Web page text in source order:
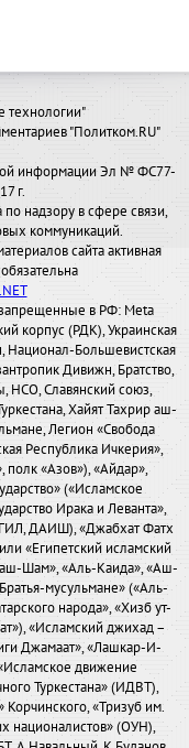
технологии"
"Политком.RU"
информации Эл № ФС77-
г.
надзору в сфере связи,
коммуникаций.
сайта активная
в РФ: Meta
корпус (РДК), Украинская
Национал-Большевистская
Дивижн, Братство,
НСО, Славянский союз,
Хайят Тахрир аш-
Легион «Свобода
Республика Ичкерия»,
полк «Азов»), «Айдар»,
(«Исламское
Ирака и Леванта»,
ДАИШ), «Джабхат Фатх
«Египетский исламский
Шам», «Аль-Каида», «Аш-
мусульмане» («Аль-
народа», «Хизб ут-
«Исламский джихад –
Джамаат», «Лашкар-И-
движение
Туркестана» (ИДВТ),
«Тризуб им.
националистов» (ОУН),